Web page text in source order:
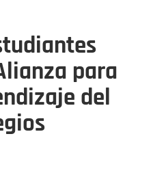
para
del